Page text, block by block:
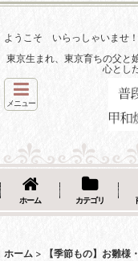
ようこそ いらっしゃいませ
東京生まれ、東京育ちの父と
心とし
メニュー
ホーム カテゴリ
ホーム > 【季節もの】お雛様